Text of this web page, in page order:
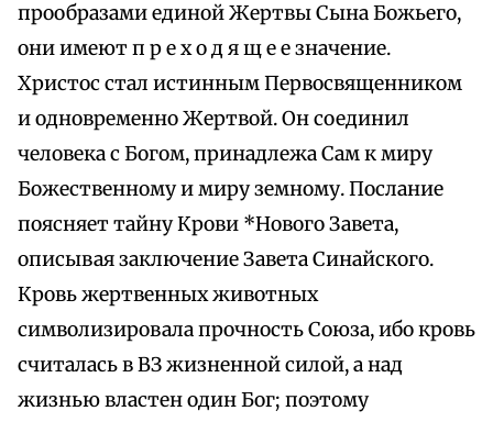
прообразами единой Жертвы Сына Божьего,
они имеют п р е х о д я щ е е значение.
Христос стал истинным Первосвященником
и одновременно Жертвой. Он соединил
человека с Богом, принадлежа Сам к миру
Божественному и миру земному. Послание
поясняет тайну Крови *Нового Завета,
описывая заключение Завета Синайского.
Кровь жертвенных животных
символизировала прочность Союза, ибо кровь
считалась в ВЗ жизненной силой, а над
жизнью властен один Бог; поэтому